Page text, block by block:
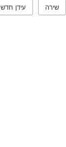
שירה עידן חדש